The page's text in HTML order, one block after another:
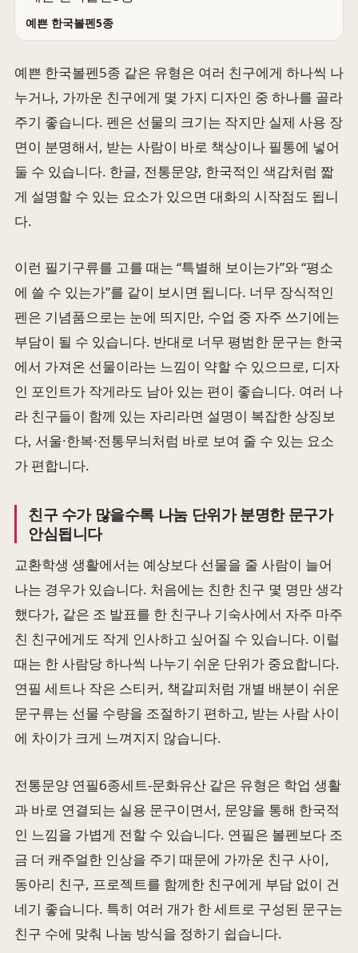
예쁜 한국볼펜5종
예쁜 한국볼펜5종 같은 유형은 여러 친구에게 하나씩 나
누거나, 가까운 친구에게 몇 가지 디자인 중 하나를 골라
주기 좋습니다. 펜은 선물의 크기는 작지만 실제 사용 장
면이 분명해서, 받는 사람이 바로 책상이나 필통에 넣어
둘 수 있습니다. 한글, 전통문양, 한국적인 색감처럼 짧
게 설명할 수 있는 요소가 있으면 대화의 시작점도 됩니
다.
이런 필기구류를 고를 때는 “특별해 보이는가”와 “평소
에 쓸 수 있는가”를 같이 보시면 됩니다. 너무 장식적인
펜은 기념품으로는 눈에 띄지만, 수업 중 자주 쓰기에는
부담이 될 수 있습니다. 반대로 너무 평범한 문구는 한국
에서 가져온 선물이라는 느낌이 약할 수 있으므로, 디자
인 포인트가 작게라도 남아 있는 편이 좋습니다. 여러 나
라 친구들이 함께 있는 자리라면 설명이 복잡한 상징보
다, 서울·한복·전통무늬처럼 바로 보여 줄 수 있는 요소
가 편합니다.
친구 수가 많을수록 나눔 단위가 분명한 문구가
안심됩니다
교환학생 생활에서는 예상보다 선물을 줄 사람이 늘어
나는 경우가 있습니다. 처음에는 친한 친구 몇 명만 생각
했다가, 같은 조 발표를 한 친구나 기숙사에서 자주 마주
친 친구에게도 작게 인사하고 싶어질 수 있습니다. 이럴
때는 한 사람당 하나씩 나누기 쉬운 단위가 중요합니다.
연필 세트나 작은 스티커, 책갈피처럼 개별 배분이 쉬운
문구류는 선물 수량을 조절하기 편하고, 받는 사람 사이
에 차이가 크게 느껴지지 않습니다.
전통문양 연필6종세트-문화유산 같은 유형은 학업 생활
과 바로 연결되는 실용 문구이면서, 문양을 통해 한국적
인 느낌을 가볍게 전할 수 있습니다. 연필은 볼펜보다 조
금 더 캐주얼한 인상을 주기 때문에 가까운 친구 사이,
동아리 친구, 프로젝트를 함께한 친구에게 부담 없이 건
네기 좋습니다. 특히 여러 개가 한 세트로 구성된 문구는
친구 수에 맞춰 나눔 방식을 정하기 쉽습니다.